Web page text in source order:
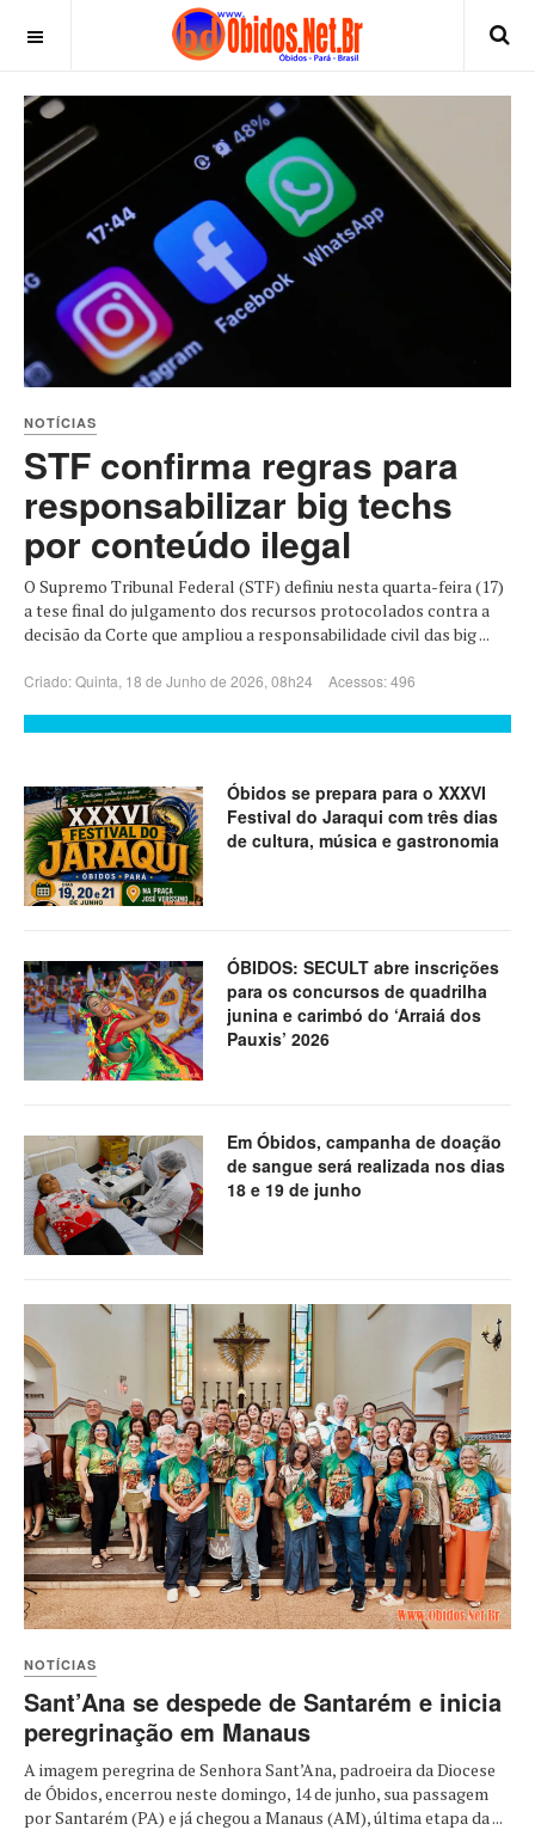
NOTÍCIAS
STF confirma regras para
responsabilizar big techs
por conteúdo ilegal
O Supremo Tribunal Federal (STF) definiu nesta quarta-feira (17)
a tese final do julgamento dos recursos protocolados contra a
decisão da Corte que ampliou a responsabilidade civil das big ...
Criado: Quinta, 18 de Junho de 2026, 08h24 Acessos: 496
Óbidos se prepara para o XXXVI
Festival do Jaraqui com três dias
de cultura, música e gastronomia
ÓBIDOS: SECULT abre inscrições
para os concursos de quadrilha
junina e carimbó do ‘Arraiá dos
Pauxis’ 2026
Em Óbidos, campanha de doação
de sangue será realizada nos dias
18 e 19 de junho
NOTÍCIAS
Sant’Ana se despede de Santarém e inicia
peregrinação em Manaus
A imagem peregrina de Senhora Sant’Ana, padroeira da Diocese
de Óbidos, encerrou neste domingo, 14 de junho, sua passagem
por Santarém (PA) e já chegou a Manaus (AM), última etapa da ...